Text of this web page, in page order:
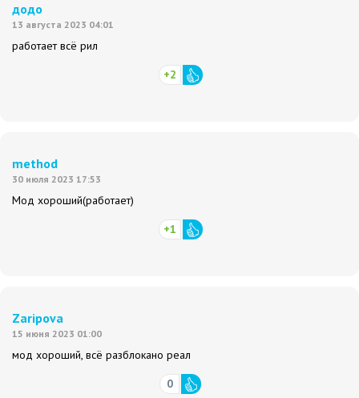
додо
13 августа 2023 04:01
работает всё рил
+2
method
30 июля 2023 17:53
Мод хороший(работает)
+1
Zaripova
15 июня 2023 01:00
мод хороший, всё разблокано реал
0